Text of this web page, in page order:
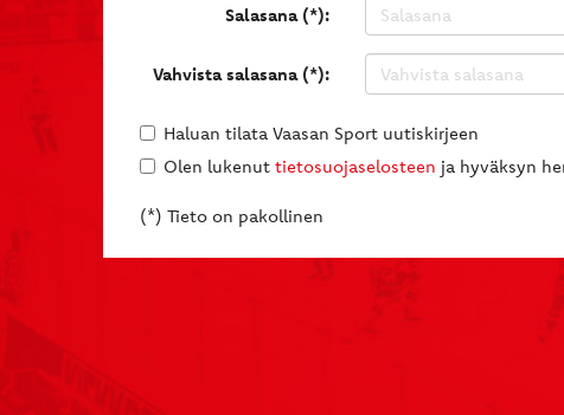
Salasana (*):
Vahvista salasana (*):
Haluan tilata Vaasan Sport uutiskirjeen
Olen lukenut tietosuojaselosteen ja hyväksyn
(*) Tieto on pakollinen